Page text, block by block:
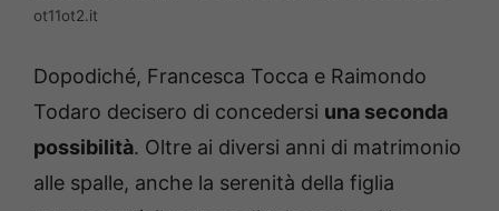
ot11ot2.it
Dopodiché, Francesca Tocca e Raimondo
Todaro decisero di concedersi una seconda
possibilità. Oltre ai diversi anni di matrimonio
alle spalle, anche la serenità della figlia